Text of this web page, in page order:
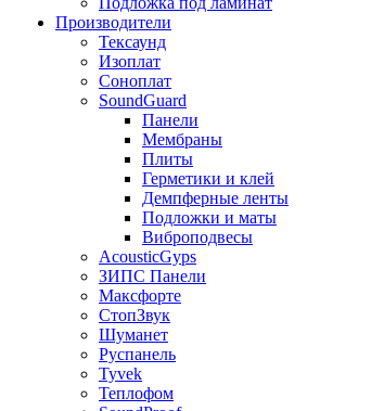
Производители
Тексаунд
Изоплат
Соноплат
SoundGuard
Панели
Мембраны
Плиты
Герметики и клей
Демпферные ленты
Подложки и маты
Виброподвесы
AcousticGyps
ЗИПС Панели
Максфорте
СтопЗвук
Шуманет
Руспанель
Tyvek
Теплофом